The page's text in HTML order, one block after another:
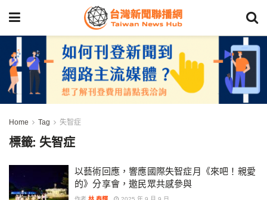
Home Tag 失智症
標籤:失智症
以藝術回應，響應國際失智症月《來吧！親愛
的》分享會，邀民眾共感參與